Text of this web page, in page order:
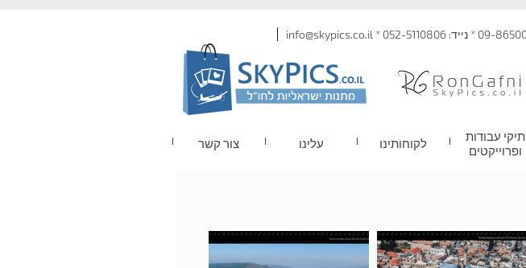
תיקי עבודות
ופרוייקטים
לקוחותינו עלינו צור קשר